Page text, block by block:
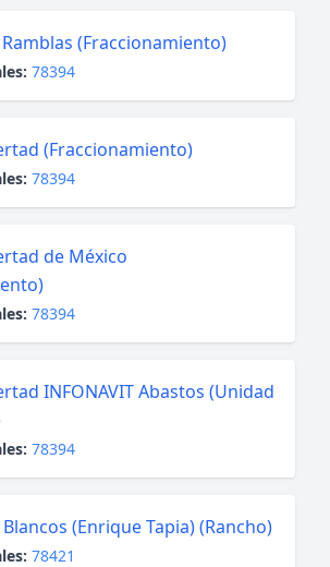
Ramblas (Fraccionamiento)
78394
(Fraccionamiento)
78394
de México
78394
INFONAVIT Abastos (Unidad
78394
Blancos (Enrique Tapia) (Rancho)
78421